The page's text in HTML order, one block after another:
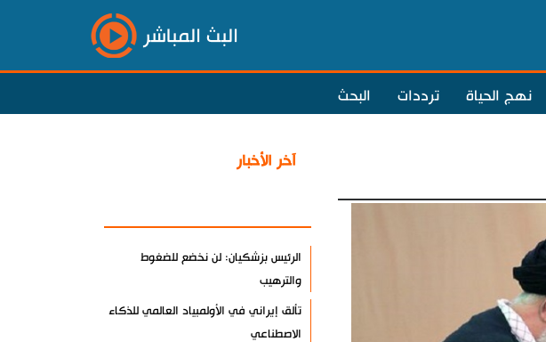
البث المباشر
نهج الحياة ترددات البحث
آخر الأخبار
الرئيس بزشكيان: لن نخضع للضغوط
والترهيب
تألق إيراني في الأولمبياد العالمي للذكاء
الاصطناعي